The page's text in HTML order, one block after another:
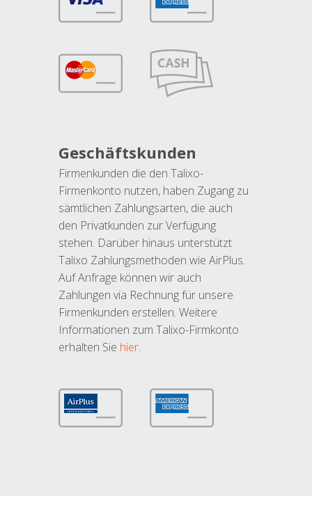
Geschäftskunden
Firmenkunden die den Talixo-
Firmenkonto nutzen, haben Zugang zu
sämtlichen Zahlungsarten, die auch
den Privatkunden zur Verfügung
stehen. Darüber hinaus unterstützt
Talixo Zahlungsmethoden wie AirPlus.
Auf Anfrage können wir auch
Zahlungen via Rechnung für unsere
Firmenkunden erstellen. Weitere
Informationen zum Talixo-Firmkonto
erhalten Sie hier.